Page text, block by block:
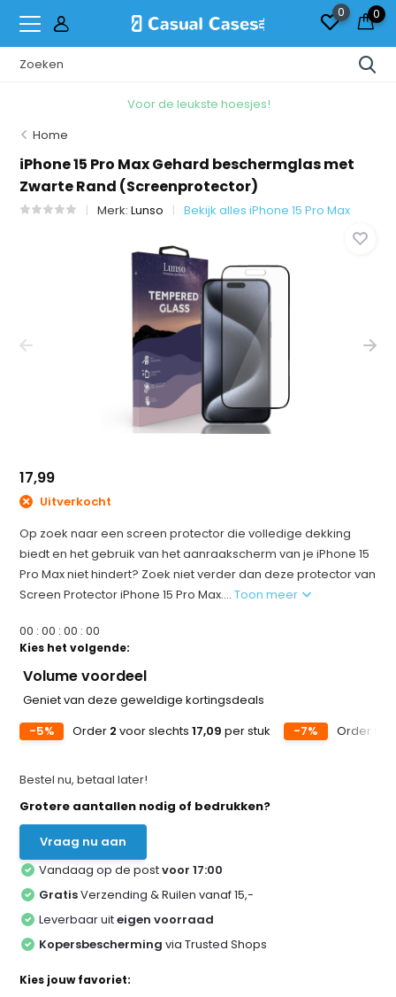
0 0
Voor de leukste hoesjes!
Home
iPhone 15 Pro Max Gehard beschermglas met
Zwarte Rand (Screenprotector)
Merk:Lunso Bekijk alles iPhone 15 Pro Max
17,99
Uitverkocht
Op zoek naar een screen protector die volledige dekking
biedt en het gebruik van het aanraakscherm van je iPhone 15
Pro Max niet hindert? Zoek niet verder dan deze protector van
Screen Protector iPhone 15 Pro Max....Toon meer
00 :00 :00 :00
Kies het volgende:
Volume voordeel
Geniet van deze geweldige kortingsdeals
-5%
Order 2 voor slechts17,09 per stuk -7% Order
Bestel nu, betaal later!
Grotere aantallen nodig of bedrukken?
Vraag nu aan
Vandaag op de postvoor 17:00
GratisVerzending & Ruilen vanaf 15,-
Leverbaar uiteigen voorraad
Kopersbescherming via Trusted Shops
Kies jouw favoriet: